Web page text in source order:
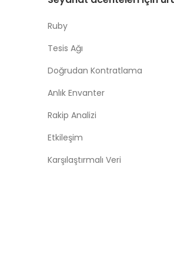
Ruby
Tesis Ağı
Doğrudan Kontratlama
Anlık Envanter
Rakip Analizi
Etkileşim
Karşılaştırmalı Veri